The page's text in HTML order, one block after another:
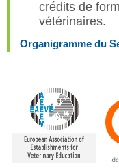
crédits de
vétérinaires.
Organigramme du